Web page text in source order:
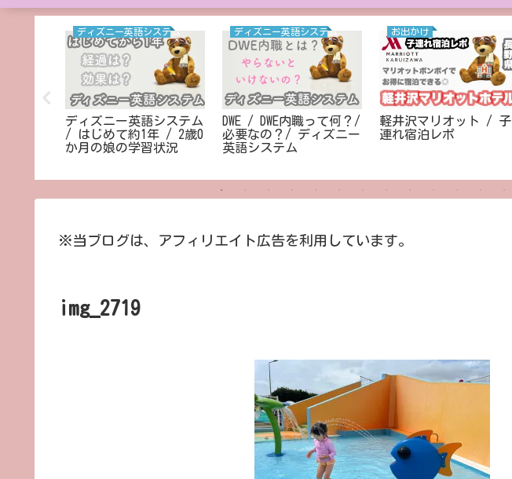
ディズニー英語システム
ディズニー英語システム
/ はじめて約1年 / 2歳0
か月の娘の学習状況
ディズニー英語システム
DWE / DWE内職って何？/
必要なの？/ ディズニー
英語システム
お出かけ
軽井沢マリオット / 子
連れ宿泊レポ
※当ブログは、アフィリエイト広告を利用しています。
img_2719